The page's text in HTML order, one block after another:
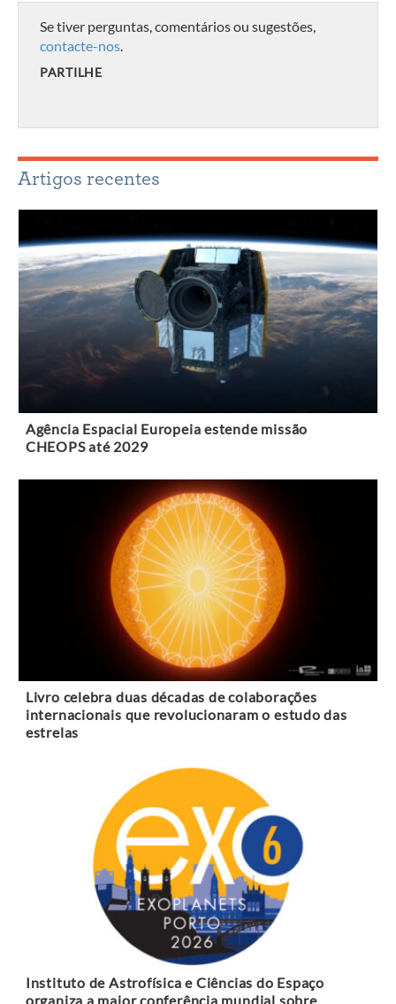
Se tiver perguntas, comentários ou sugestões,
contacte-nos.
PARTILHE
Artigos recentes
Agência Espacial Europeia estende missão
CHEOPS até 2029
Livro celebra duas décadas de colaborações
internacionais que revolucionaram o estudo das
estrelas
Instituto de Astrofísica e Ciências do Espaço
organiza a maior conferência mundial sobre